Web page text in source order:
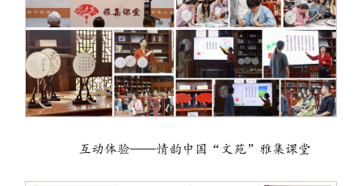
互动体验——情韵中国“文苑”雅集课堂